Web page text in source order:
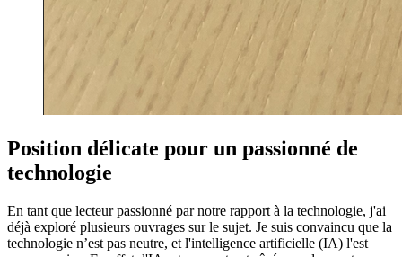
Position délicate pour un passionné de
technologie
En tant que lecteur passionné par notre rapport à la technologie, j'ai
déjà exploré plusieurs ouvrages sur le sujet. Je suis convaincu que la
technologie n’est pas neutre, et l'intelligence artificielle (IA) l'est